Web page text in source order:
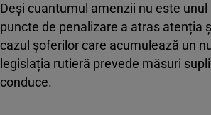
Deși cuantumul amenzii nu este
puncte de penalizare a atras atenția
cazul șoferilor care acumulează un
legislația rutieră prevede măsuri
conduce.